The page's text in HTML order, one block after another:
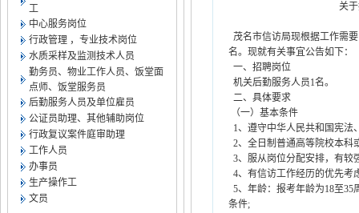
工
中心服务岗位
行政管理 ，专业技术岗位
水质采样及监测技术人员
勤务员、物业工作人员、饭堂面
点师、饭堂服务员
后勤服务人员及单位雇员
公证员助理、其他辅助岗位
行政复议案件庭审助理
工作人员
办事员
生产操作工
文员
关于招聘劳务
茂名市信访局现根据工作需
名。现就有关事宜公告如下：
一、招聘岗位
机关后勤服务人员1名。
二、具体要求
（一）基本条件
1、遵守中华人民共和国宪法
2、全日制普通高等院校本科
3、服从岗位分配安排，有较
4、有信访工作经历的优先考
5、年龄：报考年龄为18至35
条件;